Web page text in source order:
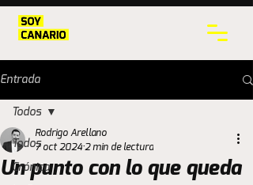
Entrada
Todos
Crónica
Todos
Un punto con lo que queda
Rodrigo Arellano
7 oct 2024 2 min de lectura